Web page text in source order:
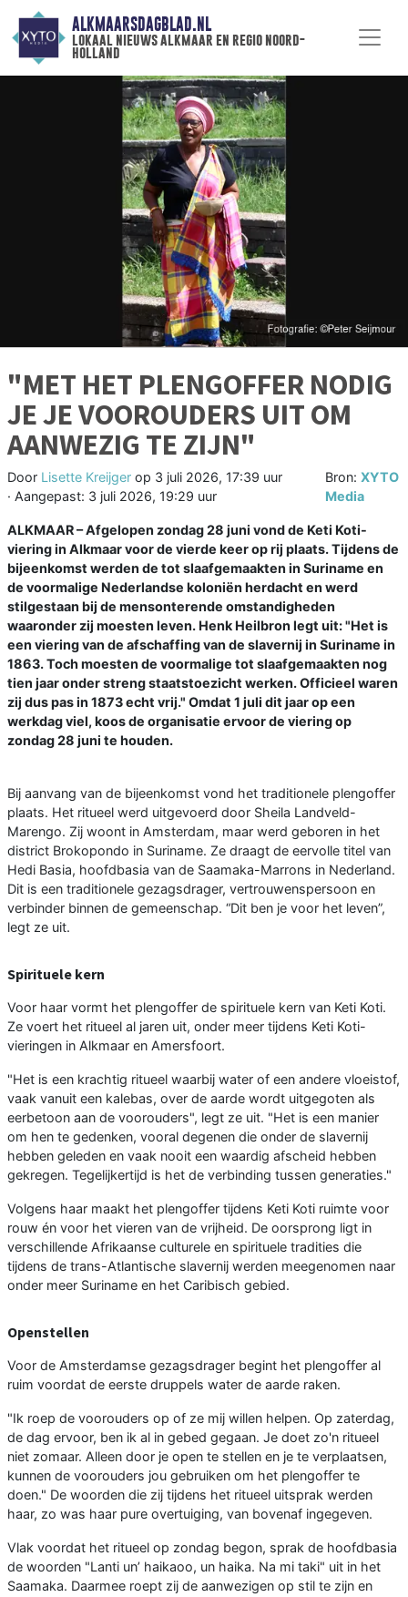
ALKMAARSDAGBLAD.NL
lokaal nieuws alkmaar en regio noord-
holland
"MET HET PLENGOFFER NODIG
JE JE VOOROUDERS UIT OM
AANWEZIG TE ZIJN"
Door Lisette Kreijger op 3 juli 2026, 17:39 uur
· Aangepast: 3 juli 2026, 19:29 uur
Bron:XYTO
Media
ALKMAAR – Afgelopen zondag 28 juni vond de Keti Koti-
viering in Alkmaar voor de vierde keer op rij plaats. Tijdens de
bijeenkomst werden de tot slaafgemaakten in Suriname en
de voormalige Nederlandse koloniën herdacht en werd
stilgestaan bij de mensonterende omstandigheden
waaronder zij moesten leven. Henk Heilbron legt uit: "Het is
een viering van de afschaffing van de slavernij in Suriname in
1863. Toch moesten de voormalige tot slaafgemaakten nog
tien jaar onder streng staatstoezicht werken. Officieel waren
zij dus pas in 1873 echt vrij." Omdat 1 juli dit jaar op een
werkdag viel, koos de organisatie ervoor de viering op
zondag 28 juni te houden.
Bij aanvang van de bijeenkomst vond het traditionele plengoffer
plaats. Het ritueel werd uitgevoerd door Sheila Landveld-
Marengo. Zij woont in Amsterdam, maar werd geboren in het
district Brokopondo in Suriname. Ze draagt de eervolle titel van
Hedi Basia, hoofdbasia van de Saamaka-Marrons in Nederland.
Dit is een traditionele gezagsdrager, vertrouwenspersoon en
verbinder binnen de gemeenschap. “Dit ben je voor het leven”,
legt ze uit.
Spirituele kern
Voor haar vormt het plengoffer de spirituele kern van Keti Koti.
Ze voert het ritueel al jaren uit, onder meer tijdens Keti Koti-
vieringen in Alkmaar en Amersfoort.
"Het is een krachtig ritueel waarbij water of een andere vloeistof,
vaak vanuit een kalebas, over de aarde wordt uitgegoten als
eerbetoon aan de voorouders", legt ze uit. "Het is een manier
om hen te gedenken, vooral degenen die onder de slavernij
hebben geleden en vaak nooit een waardig afscheid hebben
gekregen. Tegelijkertijd is het de verbinding tussen generaties."
Volgens haar maakt het plengoffer tijdens Keti Koti ruimte voor
rouw én voor het vieren van de vrijheid. De oorsprong ligt in
verschillende Afrikaanse culturele en spirituele tradities die
tijdens de trans-Atlantische slavernij werden meegenomen naar
onder meer Suriname en het Caribisch gebied.
Openstellen
Voor de Amsterdamse gezagsdrager begint het plengoffer al
ruim voordat de eerste druppels water de aarde raken.
"Ik roep de voorouders op of ze mij willen helpen. Op zaterdag,
de dag ervoor, ben ik al in gebed gegaan. Je doet zo'n ritueel
niet zomaar. Alleen door je open te stellen en je te verplaatsen,
kunnen de voorouders jou gebruiken om het plengoffer te
doen." De woorden die zij tijdens het ritueel uitsprak werden
haar, zo was haar pure overtuiging, van bovenaf ingegeven.
Vlak voordat het ritueel op zondag begon, sprak de hoofdbasia
de woorden "Lanti un’ haikaoo, un haika. Na mi taki" uit in het
Saamaka. Daarmee roept zij de aanwezigen op stil te zijn en